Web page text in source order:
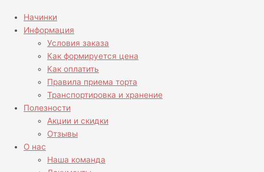
Начинки
Информация
Условия заказа
Как формируется цена
Как оплатить
Правила приема торта
Транспортировка и хранение
Полезности
Акции и скидки
Отзывы
О нас
Наша команда